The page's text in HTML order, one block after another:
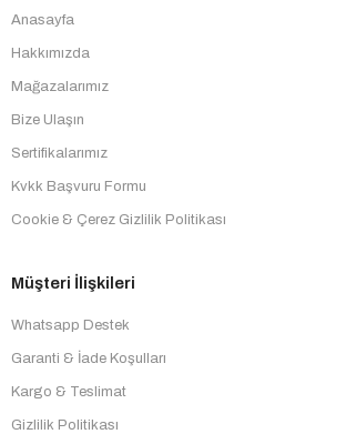
Anasayfa
Hakkımızda
Mağazalarımız
Bize Ulaşın
Sertifikalarımız
Kvkk Başvuru Formu
Cookie & Çerez Gizlilik Politikası
Müşteri İlişkileri
Whatsapp Destek
Garanti & İade Koşulları
Kargo & Teslimat
Gizlilik Politikası